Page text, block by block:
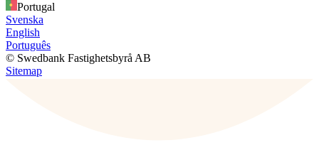
Portugal
Svenska
English
Português
© Swedbank Fastighetsbyrå AB
Sitemap